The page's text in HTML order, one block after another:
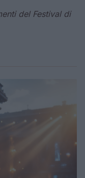
del Festival di